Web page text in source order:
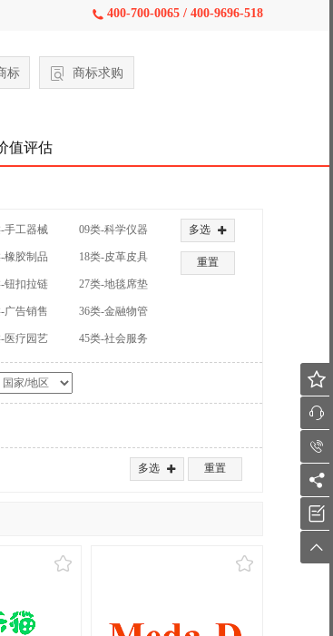
 400-700-0065 / 400-9696-518
标 商标求购
值评估
多选 
重置
手工器械 09类-科学仪器
橡胶制品 18类-皮革皮具
钮扣拉链 27类-地毯席垫
广告销售 36类-金融物管
医疗园艺 45类-社会服务
多选  重置





